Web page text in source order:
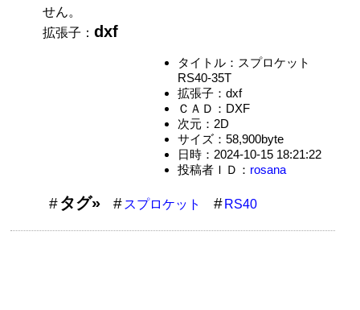
せん。
拡張子：dxf
タイトル：スプロケット
RS40-35T
拡張子：dxf
ＣＡＤ：DXF
次元：2D
サイズ：58,900byte
日時：2024-10-15 18:21:22
投稿者ＩＤ： rosana
タグ» スプロケット RS40